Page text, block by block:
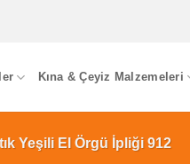
Kına & Çeyiz Malzemeleri
Yeşili El Örgü İpliği 912